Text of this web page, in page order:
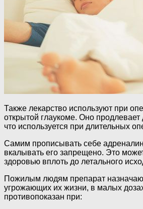
Также лекарство используют при
открытой глаукоме. Оно продлевает
что используется при длительных
Самим прописывать себе
вкалывать его запрещено. Это
здоровью вплоть до летального
Пожилым людям препарат
угрожающих их жизни, в малых
противопоказан при: